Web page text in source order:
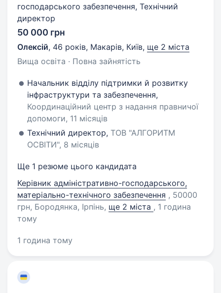
господарського забезпечення, Технічний
директор
50 000 грн
Олексій, 46 років, Макарів, Київ, ще 2 міста
Вища освіта · Повна зайнятість
Начальник відділу підтримки й розвитку
інфраструктури та забезпечення,
Координаційний центр з надання правничої
допомоги, 11 місяців
Технічний директор, ТОВ "АЛГОРИТМ
ОСВІТИ", 8 місяців
Ще 1 резюме цього кандидата
Керівник адміністративно-господарського,
матеріально-технічного забезпечення , 50000
грн, Бородянка, Ірпінь, ще 2 міста , 1 година
тому
1 година тому